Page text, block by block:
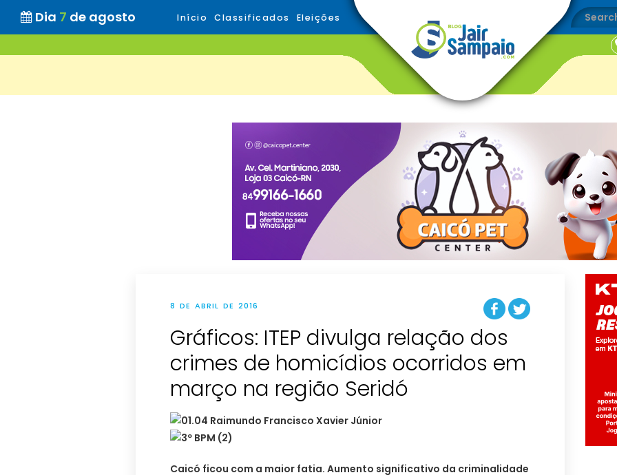
Dia 7 de agosto Início Classificados Eleições
8 DE ABRIL DE 2016
Gráficos: ITEP divulga relação dos
crimes de homicídios ocorridos em
março na região Seridó
Caicó ficou com a maior fatia. Aumento significativo da criminalidade